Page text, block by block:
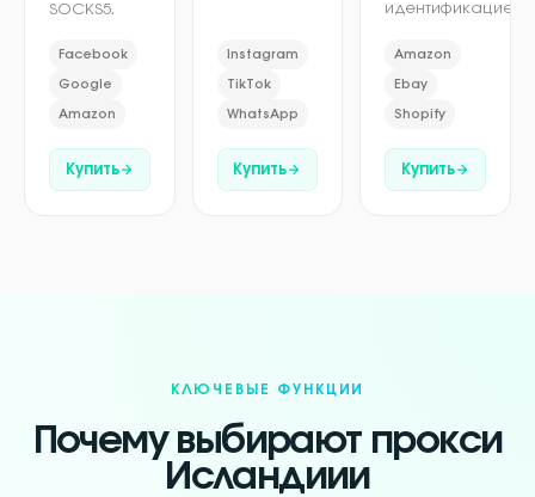
SOCKS5.
Facebook
Google
Amazon
Купить
Instagram
TikTok
WhatsApp
Купить
идентификацией.
Amazon
Ebay
Shopify
Купить
КЛЮЧЕВЫЕ ФУНКЦИИ
Почему выбирают прокси
Исландиии